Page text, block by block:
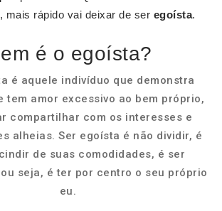
mais rápido vai deixar de ser egoísta.
é o egoísta?
é aquele indivíduo que demonstra
tem amor excessivo ao bem próprio,
compartilhar com os interesses e
alheias. Ser egoísta é não dividir, é
de suas comodidades, é ser
seja, é ter por centro o seu próprio
eu.